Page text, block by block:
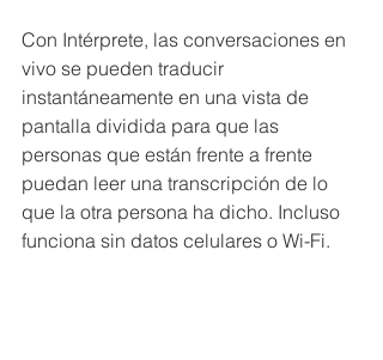
Con Intérprete, las conversaciones en
vivo se pueden traducir
instantáneamente en una vista de
pantalla dividida para que las
personas que están frente a frente
puedan leer una transcripción de lo
que la otra persona ha dicho. Incluso
funciona sin datos celulares o Wi-Fi.